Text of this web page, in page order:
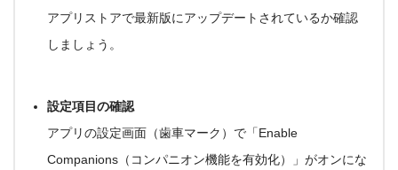
アプリストアで最新版にアップデートされているか確認
しましょう 。
設定項目の確認
アプリの設定画面（歯車マーク）で 「Enable
Companions（コンパニオン機能を有効化）」 がオンにな